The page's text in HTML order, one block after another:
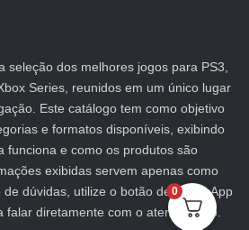
seleção dos melhores jogos para PS3,
Series, reunidos em um único lugar
Este catálogo tem como objetivo
e formatos disponíveis, exibindo
funciona e como os produtos são
exibidas servem apenas como
dúvidas, utilize o botão de WhatsApp
falar diretamente com o atendimento.
0